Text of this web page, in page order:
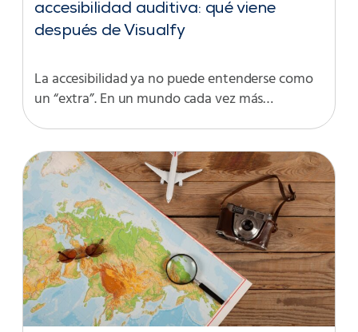
accesibilidad auditiva: qué viene
después de Visualfy
La accesibilidad ya no puede entenderse como
un “extra”. En un mundo cada vez más…